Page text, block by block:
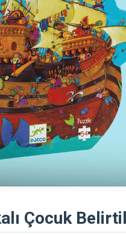
Çocuk